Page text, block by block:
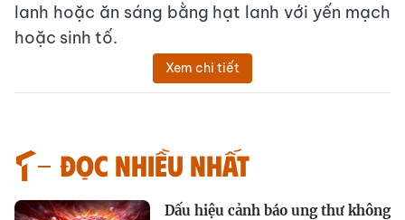
lanh hoặc ăn sáng bằng hạt lanh với yến mạch
hoặc sinh tố.
Xem chi tiết
Đọc nhiều nhất
Dấu hiệu cảnh báo ung thư không